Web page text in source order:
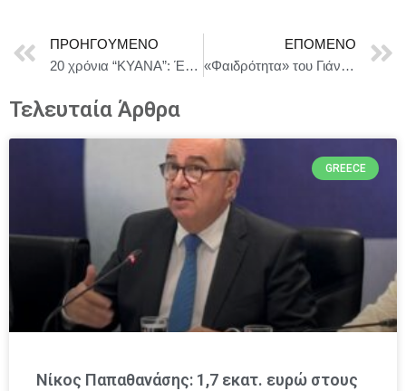
ΠΡΟΗΓΟΎΜΕΝΟ
20 χρόνια “KYANA”: Ένα μεγαλειώδες anniversary party και το απόλυτο show κομμωτικής από τη “SASSOON ACADEMY” στο κατάμεστο “Christmas Theater”!
ΕΠΌΜΕΝΟ
«Φαιδρότητα» του Γιάννη Φασόη | Από Δευτέρα 2 Φεβρουαρίου 2026 κάθε Δευτέρα στο «Πάνω Σπίτι»
Τελευταία Άρθρα
GREECE
Νίκος Παπαθανάσης: 1,7 εκατ. ευρώ στους